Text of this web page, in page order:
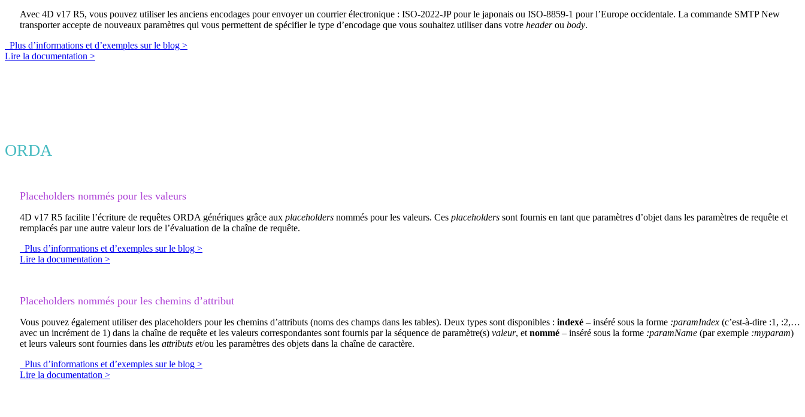
Avec 4D v17 R5, vous pouvez utiliser les anciens encodages pour envoyer un courrier électronique : ISO-2022-JP pour le japonais ou ISO-8859-1 pour l’Europe occidentale. La commande SMTP New
transporteraccepte de nouveaux paramètres qui vous permettent de spécifier le type d’encodage que vous souhaitez utiliser dans votre headerou body.
Plus d’informations et d’exemples sur le blog >
Lire la documentation >
ORDA
Placeholders nommés pour les valeurs
4D v17 R5 facilite l’écriture de requêtes ORDA génériques grâce aux placeholders nommés pour les valeurs. Ces placeholders sont fournis en tant que paramètres d’objet dans les paramètres de requête et
remplacés par une autre valeur lors de l’évaluation de la chaîne de requête.
Plus d’informations et d’exemples sur le blog >
Lire la documentation >
Placeholders nommés pour les chemins d’attribut
Vous pouvez également utiliser des placeholders pour les chemins d’attributs (noms des champs dans les tables). Deux types sont disponibles : indexé – inséré sous la forme :paramIndex (c’est-à-dire :1, :2,…
avec un incrément de 1) dans la chaîne de requête et les valeurs correspondantes sont fournis par la séquence de paramètre(s) valeur, et nommé – inséré sous la forme :paramName (par exemple :myparam)
et leurs valeurs sont fournies dans les attributs et/ou les paramètres des objets dans la chaîne de caractère.
Plus d’informations et d’exemples sur le blog >
Lire la documentation >